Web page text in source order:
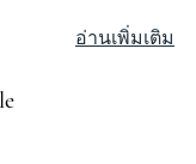
อ่านเพิ่มเติม